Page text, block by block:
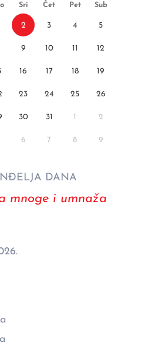
Sri Čet Pet Sub
2 3 4 5
9 10 11 12
16 17 18 19
23 24 25 26
30 31 1 2
6 7 8 9
DANA
mnoge i umnaža